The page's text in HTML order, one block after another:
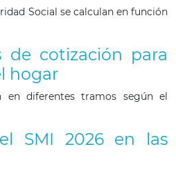
Social se calculan en función
de cotización para
hogar
en diferentes tramos según el
SMI 2026 en las